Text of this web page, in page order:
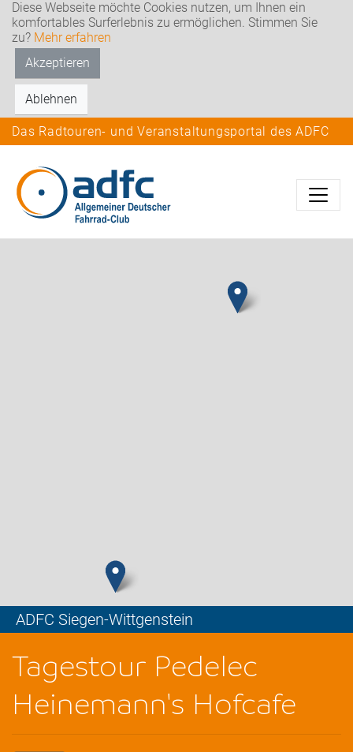
Diese Webseite möchte Cookies nutzen, um Ihnen ein
komfortables Surferlebnis zu ermöglichen. Stimmen Sie
zu? Mehr erfahren
Akzeptieren
Ablehnen
Das Radtouren- und Veranstaltungsportal des ADFC
ADFC Siegen-Wittgenstein
Tagestour Pedelec
Heinemann's Hofcafe